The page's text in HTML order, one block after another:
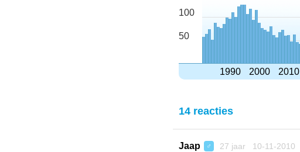
100
50
1990 2000 2010
14 reacties
Jaap ♂ 27 jaar 10-11-2010